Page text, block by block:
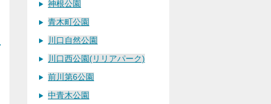
神根公園
青木町公園
川口自然公園
川口西公園(リリアパーク)
前川第6公園
中青木公園